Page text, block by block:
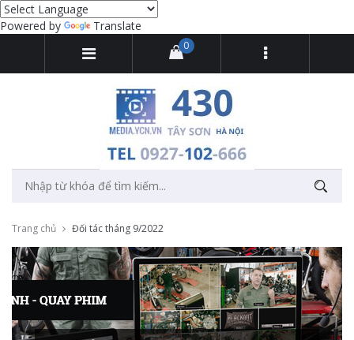
Powered by Translate
0
Trang chủ Đối tác tháng 9/2022